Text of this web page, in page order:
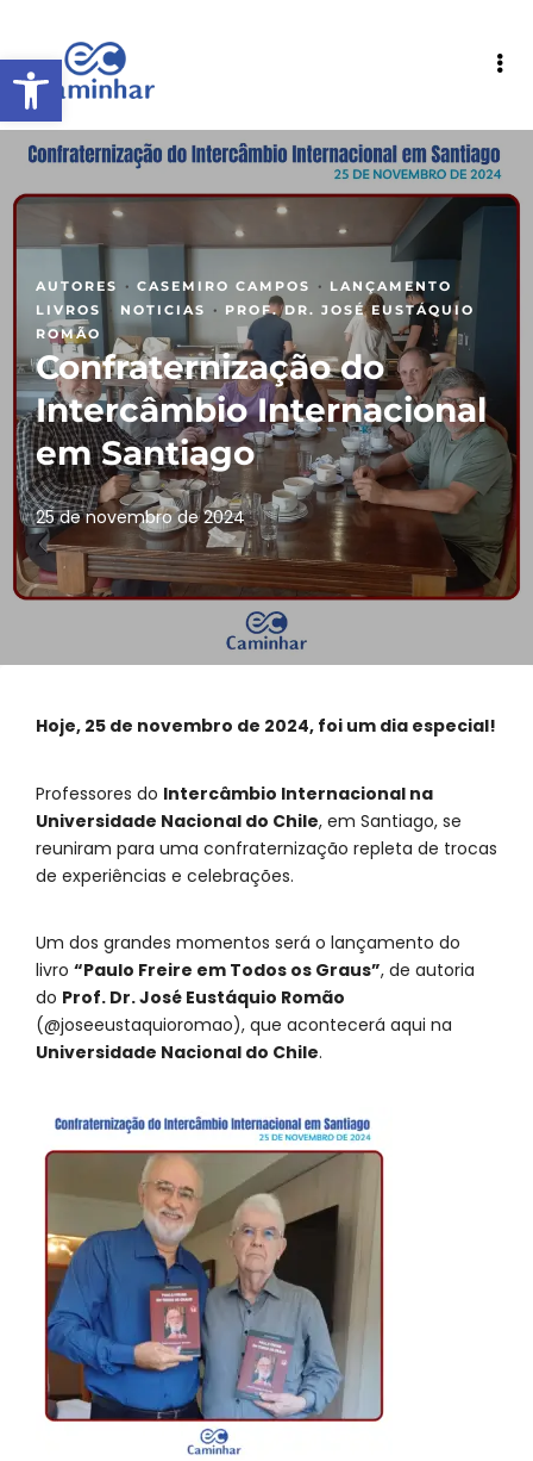
Abrir a barra de ferramentas
AUTORES · CASEMIRO CAMPOS · LANÇAMENTO
LIVROS · NOTICIAS · PROF. DR. JOSÉ EUSTÁQUIO
ROMÃO
Confraternização do
Intercâmbio Internacional
em Santiago
25 de novembro de 2024
Hoje, 25 de novembro de 2024, foi um dia especial!
Professores do Intercâmbio Internacional na
Universidade Nacional do Chile, em Santiago, se
reuniram para uma confraternização repleta de trocas
de experiências e celebrações.
Um dos grandes momentos será o lançamento do
livro “Paulo Freire em Todos os Graus”, de autoria
do Prof. Dr. José Eustáquio Romão
(@joseeustaquioromao), que acontecerá aqui na
Universidade Nacional do Chile.